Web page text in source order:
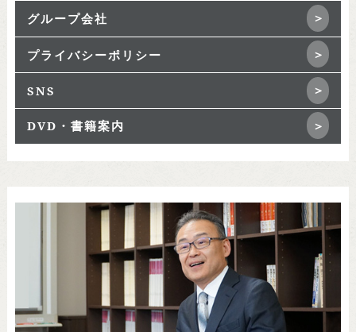
グループ会社
プライバシーポリシー
SNS
DVD・書籍案内